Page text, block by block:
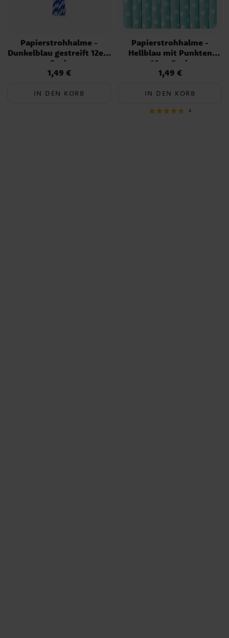
Papierstrohhalme -
Dunkelblau gestreift 12er-
Pack
Preis:1,49 €
1,49 €
IN DEN KORB
Papierstrohhalme -
Hellblau mit Punkten
10er-Pack
Preis:1,49 €
1,49 €
IN DEN KORB
4